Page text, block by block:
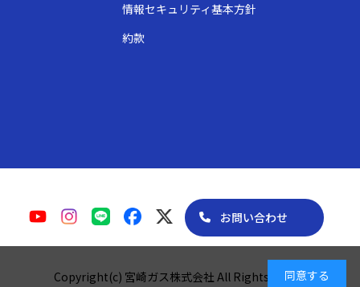
同意する
情報セキュリティ基本方針
約款
お問い合わせ
Copyright(c) 宮崎ガス株式会社 All Rights Reserved.